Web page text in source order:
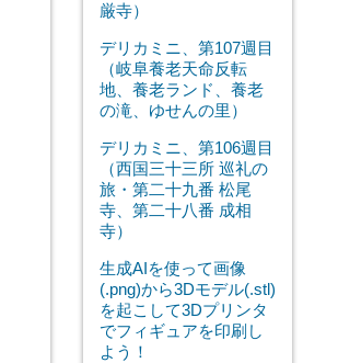
厳寺）
デリカミニ、第107週目
（岐阜養老天命反転
地、養老ランド、養老
の滝、ゆせんの里）
デリカミニ、第106週目
（西国三十三所 巡礼の
旅・第二十九番 松尾
寺、第二十八番 成相
寺）
生成AIを使って画像
(.png)から3Dモデル(.stl)
を起こして3Dプリンタ
でフィギュアを印刷し
よう！